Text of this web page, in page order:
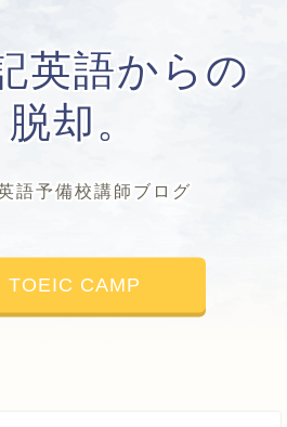
英語からの
脱却。
語予備校講師ブログ
TOEIC CAMP